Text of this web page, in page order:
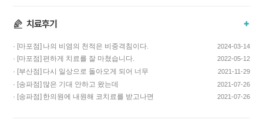
· [마포점] 나의 비염의 천적은 비중격침이다. 2024-03-14
· [마포점] 편하게 치료를 잘 마쳤습니다. 2022-05-12
· [부산점] 다시 일상으로 돌아오게 되어 너무
기쁩니다…
2021-11-29
· [송파점] 많은 기대 안하고 왔는데
코스요리처럼 이어…
2021-07-26
· [송파점] 한의원에 내원해 코치료를 받고나면
2021-07-26